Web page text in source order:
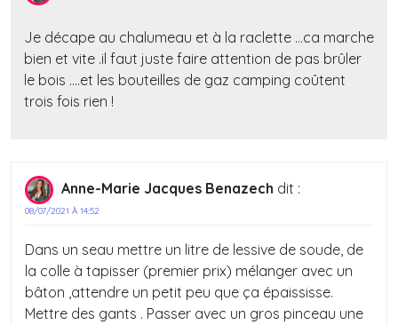
Je décape au chalumeau et à la raclette …ca marche
bien et vite .il faut juste faire attention de pas brûler
le bois ….et les bouteilles de gaz camping coûtent
trois fois rien !
Anne-Marie Jacques Benazech dit :
08/07/2021 À 14:52
Dans un seau mettre un litre de lessive de soude, de
la colle à tapisser (premier prix) mélanger avec un
bâton ,attendre un petit peu que ça épaississe.
Mettre des gants . Passer avec un gros pinceau une